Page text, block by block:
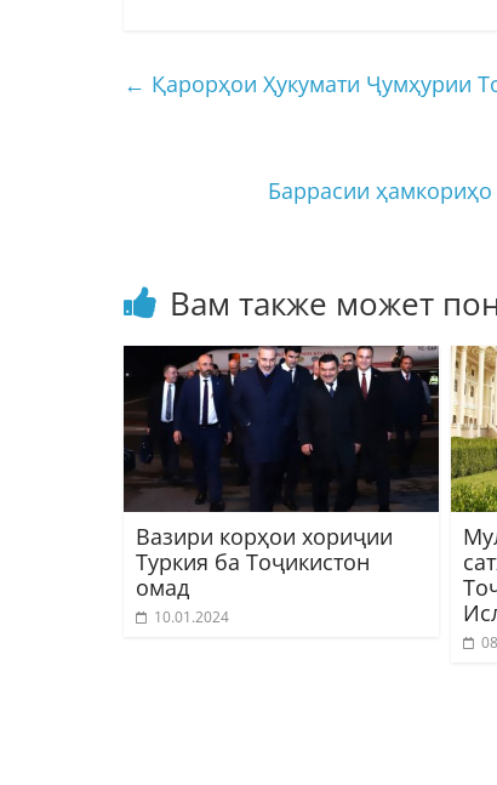
← Қарорҳои Ҳукумати Ҷумҳурии
Баррасии
Вам также может
Вазири корҳои хориҷии
Туркия ба Тоҷикистон
омад
10.01.2024